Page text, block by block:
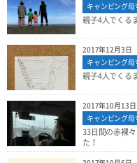
キャンピング
親子4人でくる
2017年12月3日
キャンピング
親子4人でくる
2017年10月13日
キャンピング
33日間の赤裸
た！